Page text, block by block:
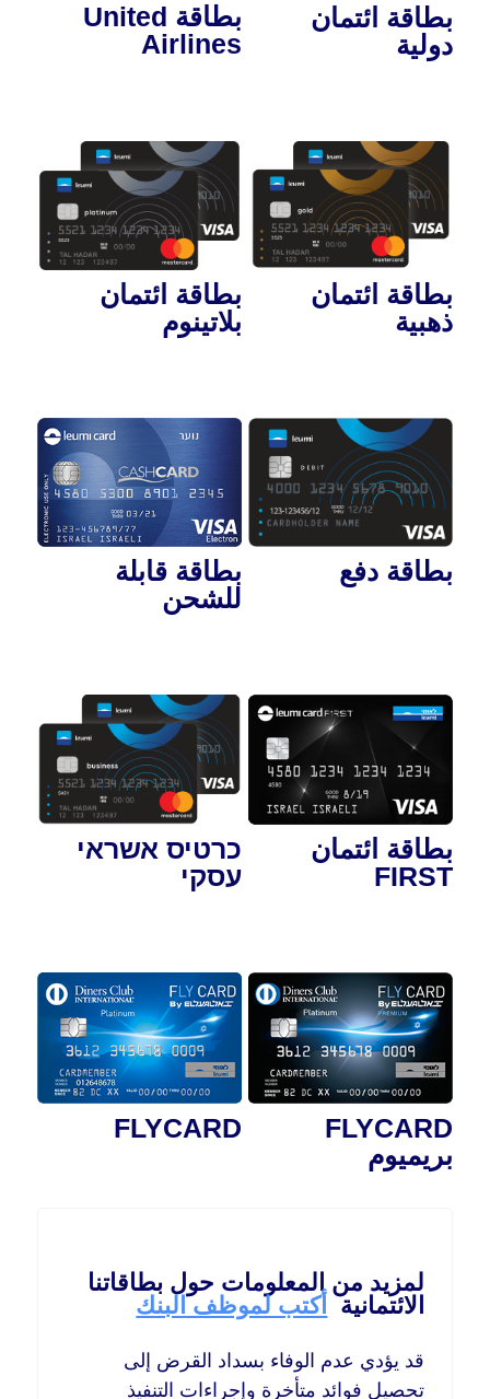
بطاقة ائتمان
دولية
بطاقة United
Airlines
بطاقة ائتمان
ذهبية
بطاقة ائتمان
بلاتينوم
بطاقة دفع
بطاقة قابلة
للشحن
بطاقة ائتمان
FIRST
כרטיס אשראי
עסקי
FLYCARD
بريميوم
FLYCARD
لمزيد من المعلومات حول بطاقاتنا
الائتمانية أكتب لموظف البنك
قد يؤدي عدم الوفاء بسداد القرض إلى
تحصيل فوائد متأخرة وإجراءات التنفيذ